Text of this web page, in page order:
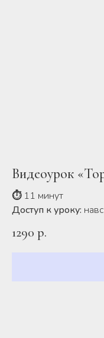
Видеоурок
⏱11 минут
Доступ к уроку:
1290 р.